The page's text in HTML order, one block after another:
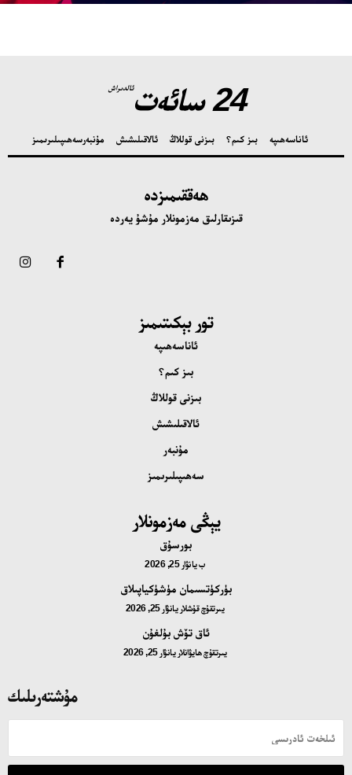
24 سائەت ئالدىراش
ئاناسەھىپە بىز كىم؟ بىزنى قوللاڭ ئالاقىلىشىش مۇنبەرسەھىپىلىرىمىز
ھەققىمىزدە
قىزىقارلىق مەزمونلار مۇشۇ يەردە
تور بېكىتىمىز
ئاناسەھىپە
بىز كىم؟
بىزنى قوللاڭ
ئالاقىلىشىش
مۇنبەر
سەھىپىلىرىمىز
يېڭى مەزمونلار
بورسۇق
بيانۋار 25, 2026
بۈركۈتسىمان مۈشۈكياپىلاق
يىرتقۇچ قۇشلار يانۋار 25, 2026
ئاق تۆش بۇلغۇن
يىرتقۇچ ھايۋانلار يانۋار 25, 2026
مۇشتەرىلىك